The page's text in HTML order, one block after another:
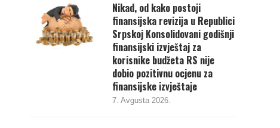
Nikad, od kako postoji
finansijska revizija u Republici
Srpskoj Konsolidovani godišnji
finansijski izvještaj za
korisnike budžeta RS nije
dobio pozitivnu ocjenu za
finansijske izvještaje
7. Avgusta 2026.